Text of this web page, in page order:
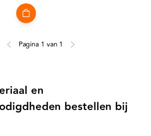
Pagina 1 van 1
en
bestellen bij